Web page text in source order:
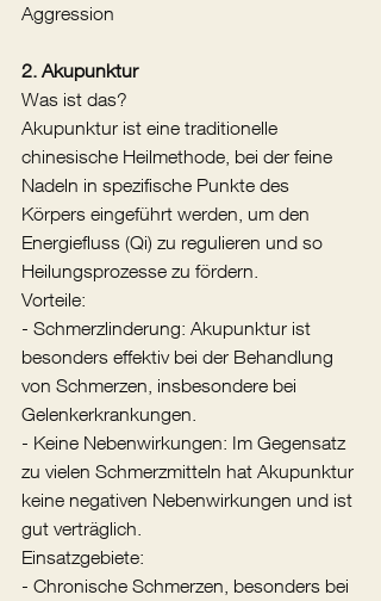
Aggression
2. Akupunktur
Was ist das?
Akupunktur ist eine traditionelle
chinesische Heilmethode, bei der feine
Nadeln in spezifische Punkte des
Körpers eingeführt werden, um den
Energiefluss (Qi) zu regulieren und so
Heilungsprozesse zu fördern.
Vorteile:
- Schmerzlinderung: Akupunktur ist
besonders effektiv bei der Behandlung
von Schmerzen, insbesondere bei
Gelenkerkrankungen.
- Keine Nebenwirkungen: Im Gegensatz
zu vielen Schmerzmitteln hat Akupunktur
keine negativen Nebenwirkungen und ist
gut verträglich.
Einsatzgebiete:
- Chronische Schmerzen, besonders bei